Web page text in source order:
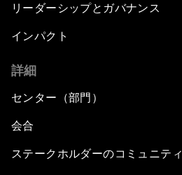
リーダーシップとガバナンス
インパクト
詳細
センター（部門）
会合
ステークホルダーのコミュニティ